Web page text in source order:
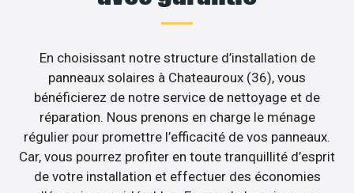
En choisissant notre structure d’installation de
panneaux solaires à Chateauroux (36), vous
bénéficierez de notre service de nettoyage et de
réparation. Nous prenons en charge le ménage
régulier pour promettre l’efficacité de vos panneaux.
Car, vous pourrez profiter en toute tranquillité d’esprit
de votre installation et effectuer des économies